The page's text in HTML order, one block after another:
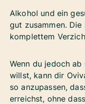
Alkohol und ein
gut zusammen.
komplettem
Wenn du jedoch ab
willst, kann dir
so anzupassen,
erreichst, ohne